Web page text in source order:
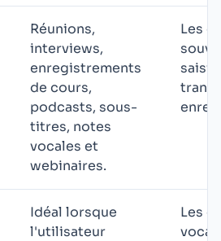
Réunions,
interviews,
enregistrements
de cours,
podcasts, sous-
titres, notes
vocales et
webinaires.
Les
Idéal lorsque
l'utilisateur
Les